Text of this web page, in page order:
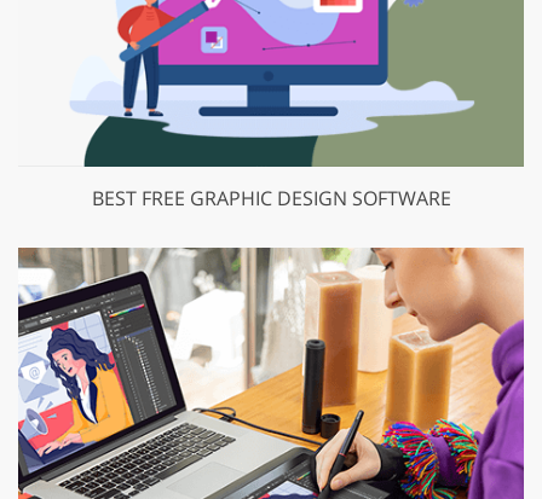
BEST FREE GRAPHIC DESIGN SOFTWARE